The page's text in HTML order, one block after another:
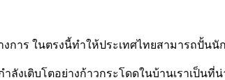
การ ในตรงนี้ทำให้ประเทศไทยสามารถปั้น
ลังเติบโตอย่างก้าวกระโดดในบ้านเราเป็